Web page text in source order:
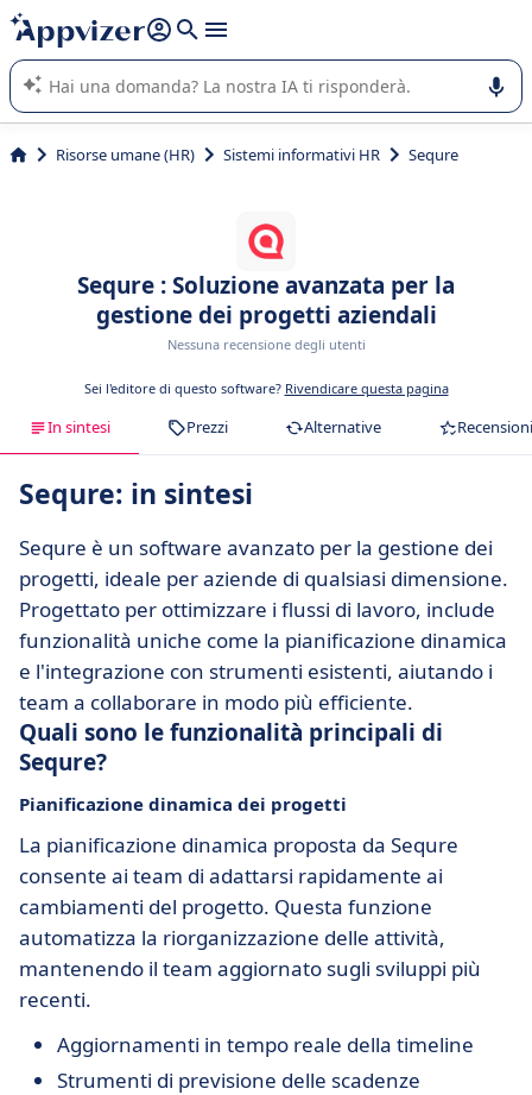
righe con
shift + enter
L'IA di Appvizer vi guida nell'utilizzo o nella scelta di un
software SaaS per la vostra azienda.
Risorse umane (HR) Sistemi informativi HR Sequre
Sequre : Soluzione avanzata per la
gestione dei progetti aziendali
Nessuna recensione degli utenti
Sei l'editore di questo software? Rivendicare questa pagina
In sintesi Prezzi Alternative Recensioni
Sequre: in sintesi
Sequre è un software avanzato per la gestione dei
progetti, ideale per aziende di qualsiasi dimensione.
Progettato per ottimizzare i flussi di lavoro, include
funzionalità uniche come la pianificazione dinamica
e l'integrazione con strumenti esistenti, aiutando i
team a collaborare in modo più efficiente.
Quali sono le funzionalità principali di
Sequre?
Pianificazione dinamica dei progetti
La pianificazione dinamica proposta da Sequre
consente ai team di adattarsi rapidamente ai
cambiamenti del progetto. Questa funzione
automatizza la riorganizzazione delle attività,
mantenendo il team aggiornato sugli sviluppi più
recenti.
Aggiornamenti in tempo reale della timeline
Strumenti di previsione delle scadenze